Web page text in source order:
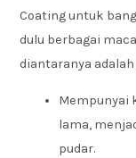
Coating untuk
dulu berbagai
diantaranya adalah
Mempunyai
lama,
pudar.